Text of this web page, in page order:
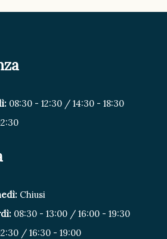
08:30 - 12:30 / 14:30 - 18:30
Chiusi
08:30 - 13:00 / 16:00 - 19:30
/ 16:30 - 19:00